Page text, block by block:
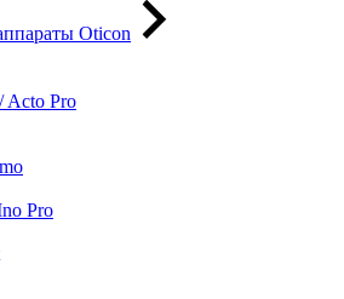
Oticon
Acto Pro
Pro